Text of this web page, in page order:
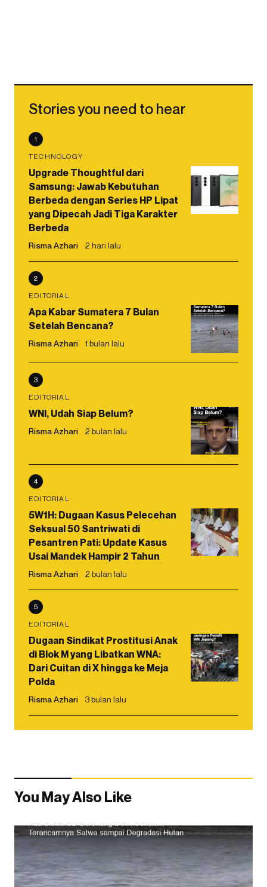
Stories you need to hear
1
TECHNOLOGY
Upgrade Thoughtful dari
Samsung: Jawab Kebutuhan
Berbeda dengan Series HP Lipat
yang Dipecah Jadi Tiga Karakter
Berbeda
Risma Azhari 2 hari lalu
2
EDITORIAL
Apa Kabar Sumatera 7 Bulan
Setelah Bencana?
Risma Azhari 1 bulan lalu
3
EDITORIAL
WNI, Udah Siap Belum?
Risma Azhari 2 bulan lalu
4
EDITORIAL
5W1H: Dugaan Kasus Pelecehan
Seksual 50 Santriwati di
Pesantren Pati: Update Kasus
Usai Mandek Hampir 2 Tahun
Risma Azhari 2 bulan lalu
5
EDITORIAL
Dugaan Sindikat Prostitusi Anak
di Blok M yang Libatkan WNA:
Dari Cuitan di X hingga ke Meja
Polda
Risma Azhari 3 bulan lalu
You May Also Like